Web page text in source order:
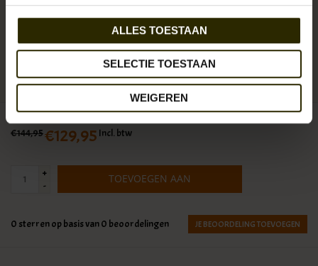
ALLES TOESTAAN
SELECTIE TOESTAAN
WEIGEREN
Beschikbaarheid:
Op voorraad (3)
UB-AP-6.1739
EAN:
8712744956896
€144,95€129,95 Incl. btw
+
-
TOEVOEGEN AAN
JE BEOORDELING TOEVOEGEN
0 sterren op basis van0 beoordelingen